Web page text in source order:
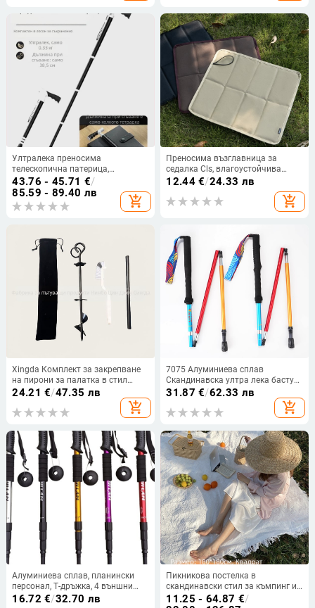
Ултралека преносима
телескопична патерица,
противоплъзгаща медицинска
патерица, регулируема, с двойно
предназначение, планински
бастун за възрастни хора
43.76 - 45.71 €/
85.59 - 89.40 лв
add_shopping_cart
Преносима възглавница за
седалка Cls, влагоустойчива
подложка, за къмпинг и туризъм,
водоустойчива удебелена гъбена
постелка за под, постелка за
12.44€/24.33 лв
add_shopping_cart
Xingda Комплект за закрепване
на пирони за палатка в стил
къмпинг, спирално свредло за
заземяване, заострени пирони
24.21 €/47.35 лв
add_shopping_cart
7075 Алуминиева сплав
Скандинавска ултра лека бастун
за туризъм на открито с четири
секции, сгъваем, амортизиращ,
телескопичен, за бягане по
планинарство
31.87 €/62.33 лв
add_shopping_cart
Алуминиева сплав, планински
персонал, Т-дръжка, 4 външни
туристически персонала,
16.72 €/32.70 лв
Пикникова постелка в
скандинавски стил за къмпинг и
плаж - фон за снимки
11.25 - 64.87 €/